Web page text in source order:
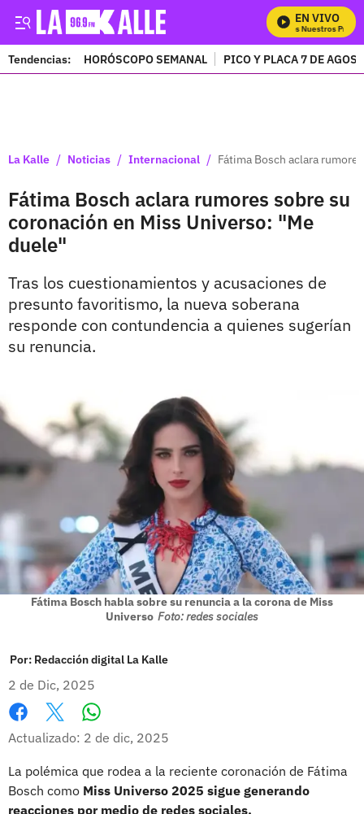
EN VIVO
Mira Todos Nuestros
Tendencias: HORÓSCOPO SEMANAL PICO Y PLACA 7 DE
La Kalle / Noticias / Internacional / Fátima Bosch aclara
Fátima Bosch aclara rumores sobre su
coronación en Miss Universo: "Me
duele"
Tras los cuestionamientos y acusaciones de
presunto favoritismo, la nueva soberana
responde con contundencia a quienes sugerían
su renuncia.
Fátima Bosch habla sobre su renuncia a la corona de Miss
Universo Foto: redes sociales
Por: Redacción digital La Kalle
2 de Dic, 2025
Facebook
X
Actualizado: 2 de dic, 2025
La polémica que rodea a la reciente coronación de Fátima
Bosch como Miss Universo 2025 sigue generando
reacciones por medio de redes sociales.